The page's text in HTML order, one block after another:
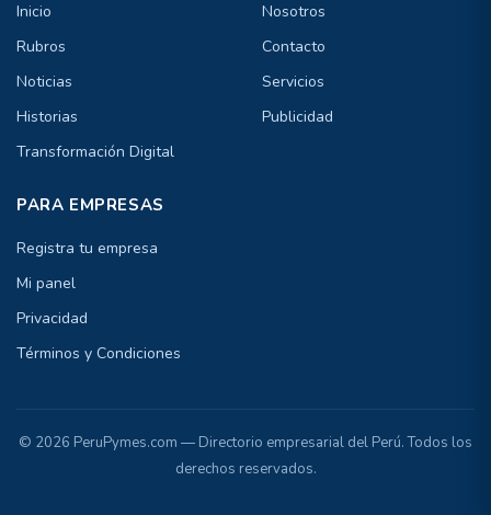
Inicio
Rubros
Noticias
Historias
Transformación Digital
Nosotros
Contacto
Servicios
Publicidad
PARA EMPRESAS
Registra tu empresa
Mi panel
Privacidad
Términos y Condiciones
© 2026 PeruPymes.com — Directorio empresarial del Perú. Todos los
derechos reservados.